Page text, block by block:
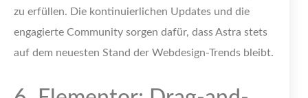
zu erfüllen. Die kontinuierlichen Updates und die
engagierte Community sorgen dafür, dass Astra stets
auf dem neuesten Stand der Webdesign-Trends bleibt.